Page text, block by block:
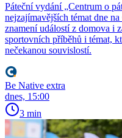
Páteční vydání „Centrum o
nejzajímavějších témat dne
znamení událostí z domova i
sportovních příběhů i témat,
nečekanou souvislostí.
Be Native extra
dnes, 15:00
3 min